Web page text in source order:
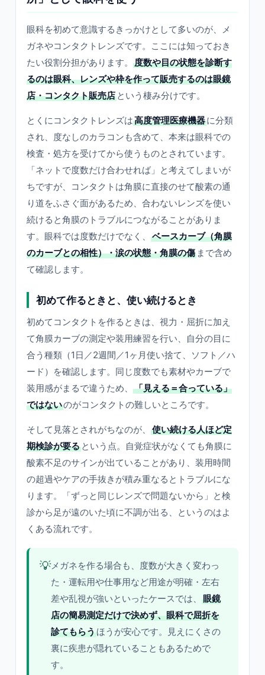
眼科を初めて意識するきっかけとして多いのが、メ
ガネやコンタクトレンズです。ここには知っておき
たい役割分担があります。
度数や目の状態を診断す
るのは眼科、レンズや枠を作って販売するのは眼鏡
店・コンタクト販売店 という棲み分けです。
とくにコンタクトレンズは高度管理医療機器に分類
され、度なしのカラコンも含めて、本来は眼科での
検査・処方を受けてから使うものとされています。
「ネットで度数だけ合わせれば」と考えてしまいが
ちですが、コンタクトは角膜に直接のせて酸素の通
り道をふさぐ面があるため、合わないレンズを使い
続けると角膜のトラブルにつながることがありま
す。眼科では度数だけでなく、
ベースカーブ（角膜
のカーブとの相性）・涙の状態・角膜の傷 まで含め
て確認します。
初めて作るときと、使い続けるとき
初めてコンタクトを作るときは、視力・屈折に加え
て角膜カーブの測定や装用練習を行い、自分の目に
合う種類（1日／2週間／1ヶ月使い捨て、ソフト／ハ
ード）を確認します。同じ度数でも素材やカーブで
装用感がまるで違うため、
「見える＝合っている」
ではないのがコンタクトの難しいところです。
そして見落とされがちなのが、
使い続ける人ほど定
期検診が要る という点。自覚症状がなくても角膜に
酸素不足のサインが出ていることがあり、装用時間
の超過やケアの手抜きが積み重なるとトラブルにな
ります。「ずっと同じレンズで問題ないから」と検
診から足が遠のいた頃に不調が出る、というのはよ
くある流れです。
💡メガネを作る場合も、度数が大きく変わっ
た・運転用や仕事用など用途が明確・左右
差や乱視が強いといったケースでは、
眼鏡
店の簡易測定だけで決めず、眼科で屈折を
診てもらうほうが安心です。見えにくさの
裏に疾患が隠れていることもあるためで
す。